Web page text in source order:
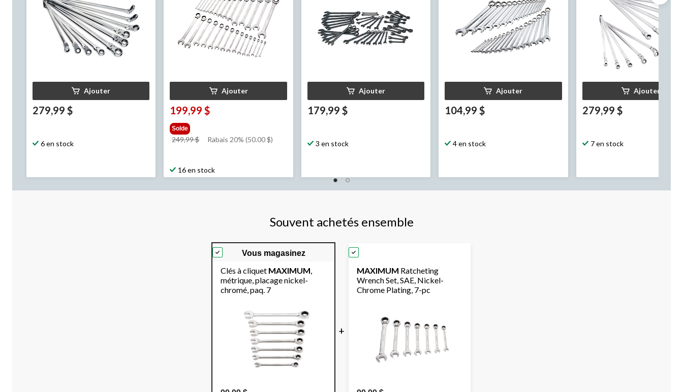
Ajouter
279,99 $
6 en stock
Ajouter
199,99 $
Solde
249,99 $
prix
Rabais 20% (50.00 $)
16 en stock
Ajouter
179,99 $
3 en stock
Ajouter
104,99 $
4 en stock
Ajouter
279,99 $
7 en stock
Souvent achetés ensemble
Vous magasinez
Clés à cliquet MAXIMUM,
métrique, placage nickel-
chromé, paq. 7
+
MAXIMUM Ratcheting
Wrench Set, SAE, Nickel-
Chrome Plating, 7-pc